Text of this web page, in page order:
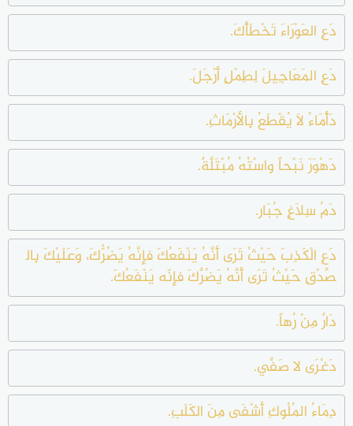
دَعِ العَوْرَاءَ تَخْطَأْكَ.
دَعِ المَعَاجِيلَ لِطِمْلٍ أَرْجَلَ.
دَأْمَاءُ لاَ يُقْطَعُ بِالأرْمَاثِ.
دَهْوَرَ نَبْحاً واسْتُهُ مُبْتَلَّةٌ.
دَمُ سِلاَغٍ جُبَار.
دَعِ الْكَذِبَ حَيْثُ تَرَى أَنَّهُ يَنْفَعُكَ فإِنَّهُ يَضُرُّكَ، وَعَلَيْكَ بِال
صِّدْقِ حَيْثُ تَرَى أَنَّهُ يَضُرَّكَ فإِنّه يَنْفَعُكَ.
دَارٌ مِنْ رُهاً.
دَغْرَى لا صَفَّي.
دِمَاءُ المُلُوكِ أَشْفَى مِنَ الكَلَبِ.